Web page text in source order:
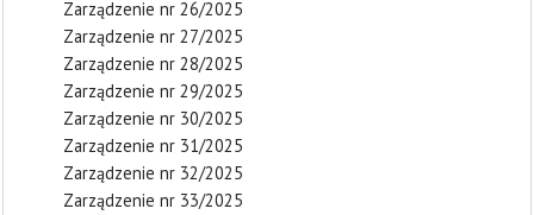
Zarządzenie nr 26/2025
Zarządzenie nr 27/2025
Zarządzenie nr 28/2025
Zarządzenie nr 29/2025
Zarządzenie nr 30/2025
Zarządzenie nr 31/2025
Zarządzenie nr 32/2025
Zarządzenie nr 33/2025